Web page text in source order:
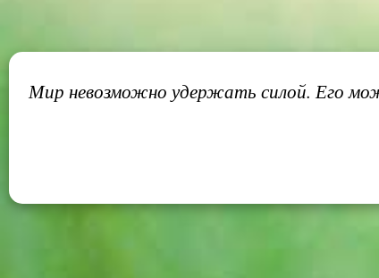
Мир невозможно удержать силой. Его